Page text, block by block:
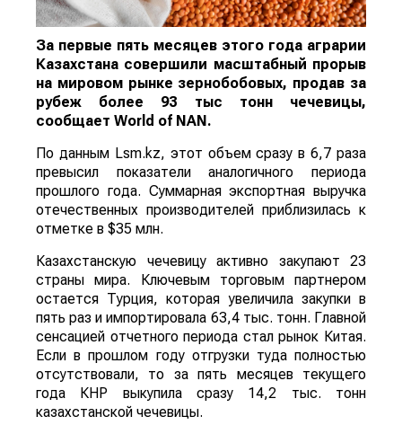
За первые пять месяцев этого года аграрии
Казахстана совершили масштабный прорыв
на мировом рынке зернобобовых, продав за
рубеж более 93 тыс тонн чечевицы,
сообщает World of NAN.
По данным Lsm.kz, этот объем сразу в 6,7 раза
превысил показатели аналогичного периода
прошлого года. Суммарная экспортная выручка
отечественных производителей приблизилась к
отметке в $35 млн.
Казахстанскую чечевицу активно закупают 23
страны мира. Ключевым торговым партнером
остается Турция, которая увеличила закупки в
пять раз и импортировала 63,4 тыс. тонн. Главной
сенсацией отчетного периода стал рынок Китая.
Если в прошлом году отгрузки туда полностью
отсутствовали, то за пять месяцев текущего
года КНР выкупила сразу 14,2 тыс. тонн
казахстанской чечевицы.